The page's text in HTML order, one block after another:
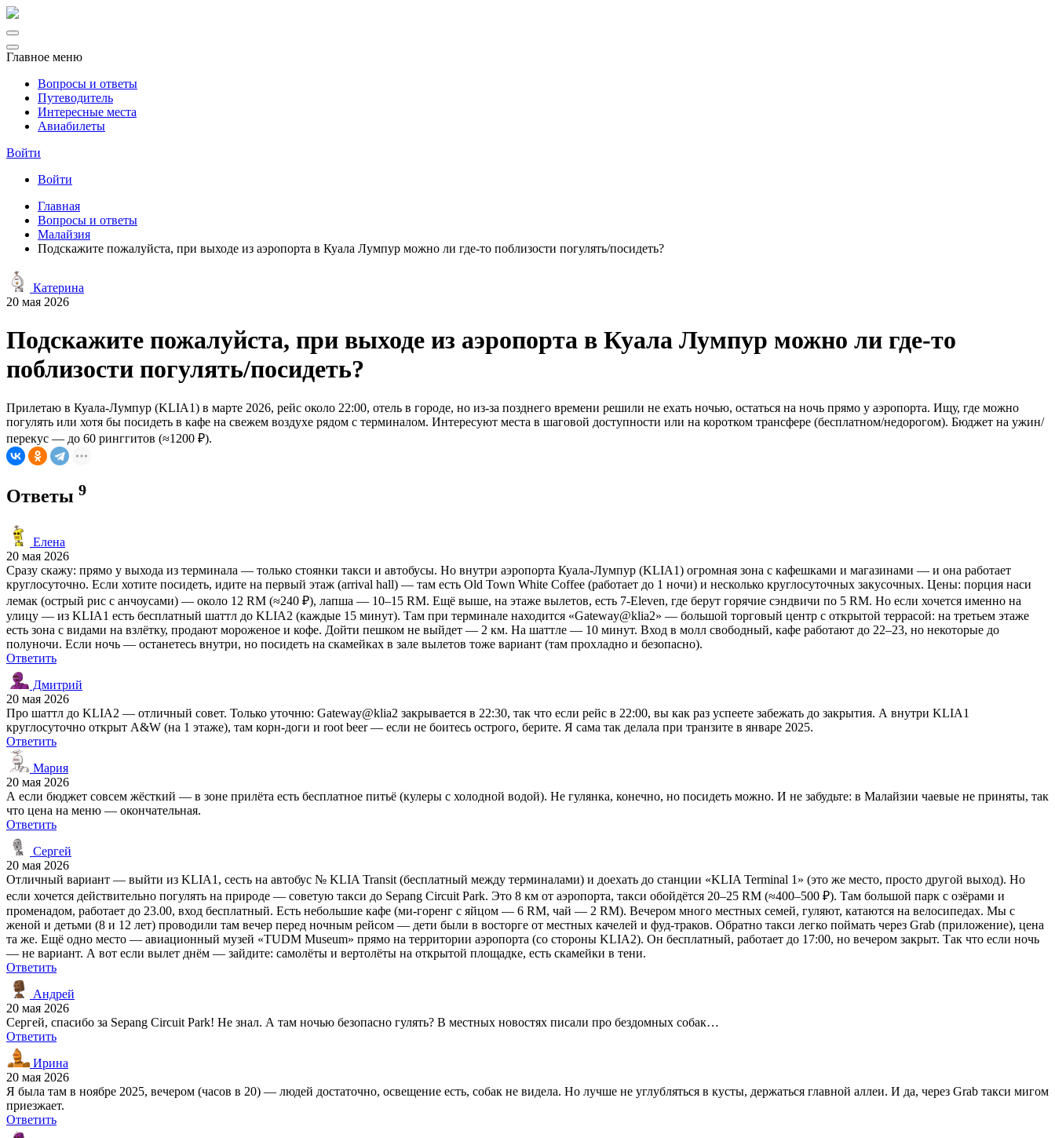
Главное меню
Вопросы и ответы
Путеводитель
Интересные места
Авиабилеты
Войти
Войти
Главная
Вопросы и ответы
Малайзия
Подскажите пожалуйста, при выходе из аэропорта в Куала Лумпур можно ли где-то поблизости погулять/посидеть?
Катерина
20 мая 2026
Подскажите пожалуйста, при выходе из аэропорта в Куала Лумпур можно ли где-то
поблизости погулять/посидеть?
Прилетаю в Куала-Лумпур (KLIA1) в марте 2026, рейс около 22:00, отель в городе, но из-за позднего времени решили не ехать ночью, остаться на ночь прямо у аэропорта. Ищу, где можно
погулять или хотя бы посидеть в кафе на свежем воздухе рядом с терминалом. Интересуют места в шаговой доступности или на коротком трансфере (бесплатном/недорогом). Бюджет на ужин/
перекус — до 60 ринггитов (≈1200 ₽).
Ответы 9
Елена
20 мая 2026
Сразу скажу: прямо у выхода из терминала — только стоянки такси и автобусы. Но внутри аэропорта Куала-Лумпур (KLIA1) огромная зона с кафешками и магазинами — и она работает
круглосуточно. Если хотите посидеть, идите на первый этаж (arrival hall) — там есть Old Town White Coffee (работает до 1 ночи) и несколько круглосуточных закусочных. Цены: порция наси
лемак (острый рис с анчоусами) — около 12 RM (≈240 ₽), лапша — 10–15 RM. Ещё выше, на этаже вылетов, есть 7-Eleven, где берут горячие сэндвичи по 5 RM. Но если хочется именно на
улицу — из KLIA1 есть бесплатный шаттл до KLIA2 (каждые 15 минут). Там при терминале находится «Gateway@klia2» — большой торговый центр с открытой террасой: на третьем этаже
есть зона с видами на взлётку, продают мороженое и кофе. Дойти пешком не выйдет — 2 км. На шаттле — 10 минут. Вход в молл свободный, кафе работают до 22–23, но некоторые до
полуночи. Если ночь — останетесь внутри, но посидеть на скамейках в зале вылетов тоже вариант (там прохладно и безопасно).
Ответить
Дмитрий
20 мая 2026
Про шаттл до KLIA2 — отличный совет. Только уточню: Gateway@klia2 закрывается в 22:30, так что если рейс в 22:00, вы как раз успеете забежать до закрытия. А внутри KLIA1
круглосуточно открыт A&W (на 1 этаже), там корн-доги и root beer — если не боитесь острого, берите. Я сама так делала при транзите в январе 2025.
Ответить
Мария
20 мая 2026
А если бюджет совсем жёсткий — в зоне прилёта есть бесплатное питьё (кулеры с холодной водой). Не гулянка, конечно, но посидеть можно. И не забудьте: в Малайзии чаевые не приняты, так
что цена на меню — окончательная.
Ответить
Сергей
20 мая 2026
Отличный вариант — выйти из KLIA1, сесть на автобус № KLIA Transit (бесплатный между терминалами) и доехать до станции «KLIA Terminal 1» (это же место, просто другой выход). Но
если хочется действительно погулять на природе — советую такси до Sepang Circuit Park. Это 8 км от аэропорта, такси обойдётся 20–25 RM (≈400–500 ₽). Там большой парк с озёрами и
променадом, работает до 23.00, вход бесплатный. Есть небольшие кафе (ми-горенг с яйцом — 6 RM, чай — 2 RM). Вечером много местных семей, гуляют, катаются на велосипедах. Мы с
женой и детьми (8 и 12 лет) проводили там вечер перед ночным рейсом — дети были в восторге от местных качелей и фуд-траков. Обратно такси легко поймать через Grab (приложение), цена
та же. Ещё одно место — авиационный музей «TUDM Museum» прямо на территории аэропорта (со стороны KLIA2). Он бесплатный, работает до 17:00, но вечером закрыт. Так что если ночь
— не вариант. А вот если вылет днём — зайдите: самолёты и вертолёты на открытой площадке, есть скамейки в тени.
Ответить
Андрей
20 мая 2026
Сергей, спасибо за Sepang Circuit Park! Не знал. А там ночью безопасно гулять? В местных новостях писали про бездомных собак…
Ответить
Ирина
20 мая 2026
Я была там в ноябре 2025, вечером (часов в 20) — людей достаточно, освещение есть, собак не видела. Но лучше не углубляться в кусты, держаться главной аллеи. И да, через Grab такси мигом
приезжает.
Ответить